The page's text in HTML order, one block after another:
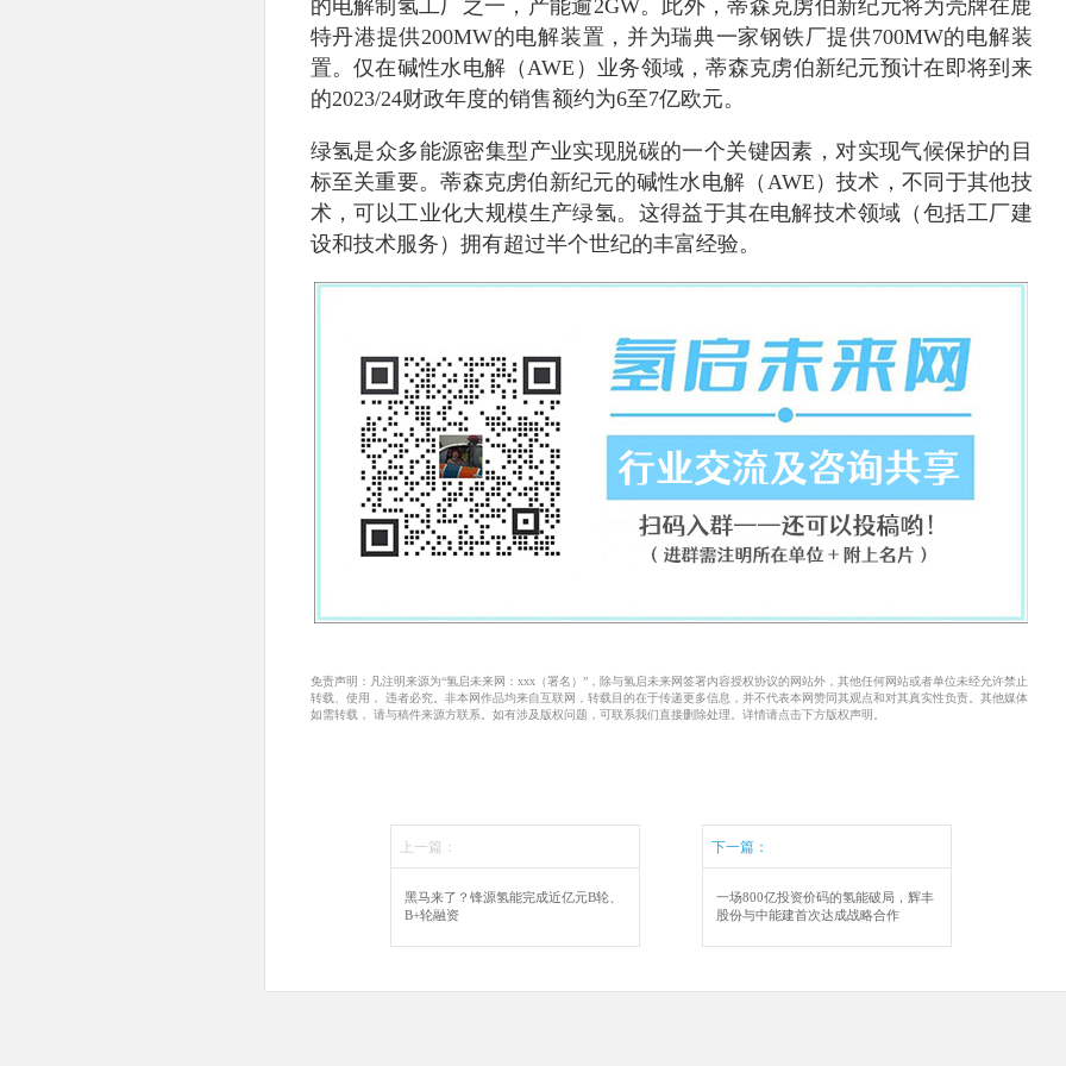
的电解制氢工厂之一，产能逾2GW。此外，蒂森克虏伯新纪元将为壳牌在鹿
特丹港提供200MW的电解装置，并为瑞典一家钢铁厂提供700MW的电解装
置。仅在碱性水电解（AWE）业务领域，蒂森克虏伯新纪元预计在即将到来
的2023/24财政年度的销售额约为6至7亿欧元。
绿氢是众多能源密集型产业实现脱碳的一个关键因素，对实现气候保护的目
标至关重要。蒂森克虏伯新纪元的碱性水电解（AWE）技术，不同于其他技
术，可以工业化大规模生产绿氢。这得益于其在电解技术领域（包括工厂建
设和技术服务）拥有超过半个世纪的丰富经验。
免责声明：凡注明来源为“氢启未来网：xxx（署名）”，除与氢启未来网签署内容授权协议的网站外，其他任何网站或者单位未经允许禁止
转载、使用， 违者必究。非本网作品均来自互联网，转载目的在于传递更多信息，并不代表本网赞同其观点和对其真实性负责。其他媒体
如需转载， 请与稿件来源方联系。如有涉及版权问题，可联系我们直接删除处理。详情请点击下方版权声明。
上一篇：
黑马来了？锋源氢能完成近亿元B轮、
B+轮融资
下一篇：
一场800亿投资价码的氢能破局，辉丰
股份与中能建首次达成战略合作